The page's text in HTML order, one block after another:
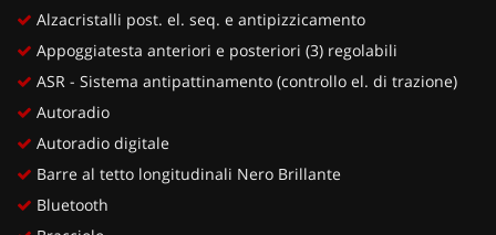
Alzacristalli post. el. seq. e antipizzicamento
Appoggiatesta anteriori e posteriori (3) regolabili
ASR - Sistema antipattinamento (controllo el. di trazione)
Autoradio
Autoradio digitale
Barre al tetto longitudinali Nero Brillante
Bluetooth